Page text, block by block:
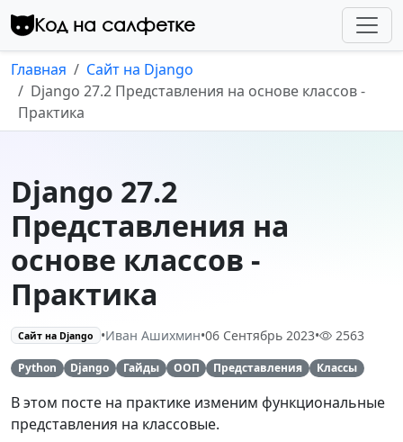
Перейти к контенту
Код на салфетке
Главная
Сайт на Django
Django 27.2 Представления на основе классов -
Практика
Django 27.2
Представления на
основе классов -
Практика
Сайт на Django •Иван Ашихмин•06 Сентябрь 2023• 2563
Python Django Гайды ООП Представления Классы
В этом посте на практике изменим функциональные
представления на классовые.